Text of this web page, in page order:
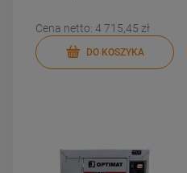
Cena netto: 4 715,45 zł
DO KOSZYKA